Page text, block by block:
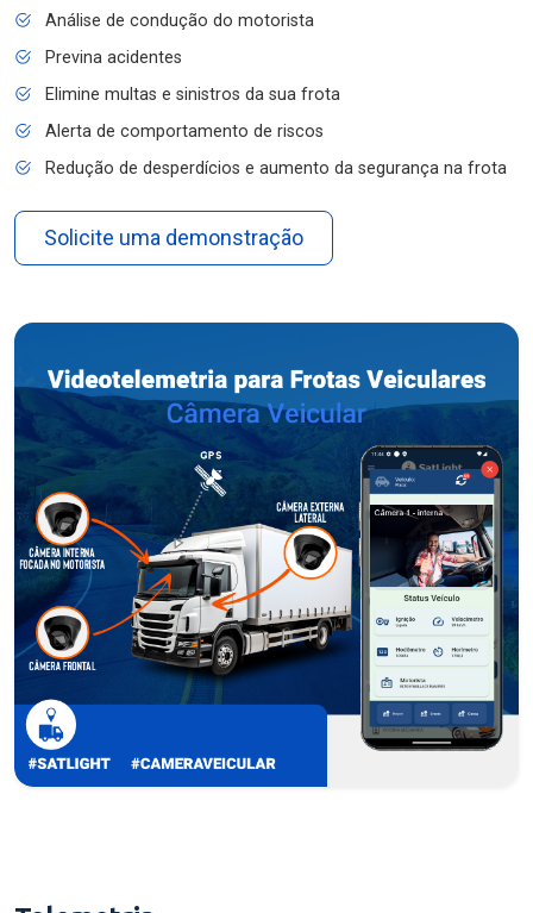
Análise de condução do motorista
Previna acidentes
Elimine multas e sinistros da sua frota
Alerta de comportamento de riscos
Redução de desperdícios e aumento da segurança na frota
Solicite uma demonstração